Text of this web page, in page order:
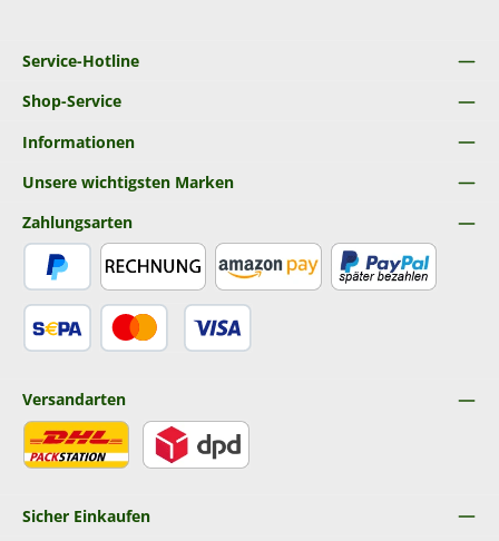
Service-Hotline
Shop-Service
Informationen
Unsere wichtigsten Marken
Sicher Einkaufen
Zahlungsarten
Versandarten